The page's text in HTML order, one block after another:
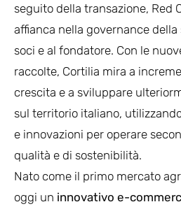
seguito della transazione, Red
affianca nella governance
soci e al fondatore. Con le
raccolte, Cortilia mira a
crescita e a sviluppare
sul territorio italiano,
e innovazioni per operare
qualità e di sostenibilità.
Nato come il primo mercato
oggi un innovativo e-